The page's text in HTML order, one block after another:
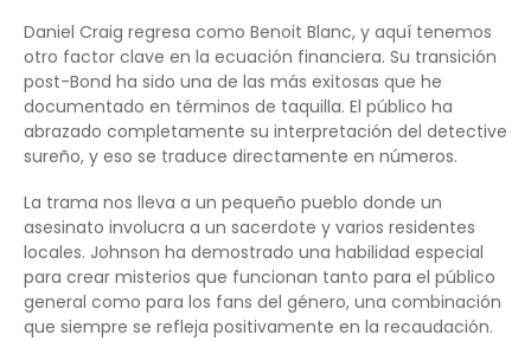
Daniel Craig regresa como Benoit Blanc, y aquí tenemos
otro factor clave en la ecuación financiera. Su transición
post-Bond ha sido una de las más exitosas que he
documentado en términos de taquilla. El público ha
abrazado completamente su interpretación del detective
sureño, y eso se traduce directamente en números.
La trama nos lleva a un pequeño pueblo donde un
asesinato involucra a un sacerdote y varios residentes
locales. Johnson ha demostrado una habilidad especial
para crear misterios que funcionan tanto para el público
general como para los fans del género, una combinación
que siempre se refleja positivamente en la recaudación.